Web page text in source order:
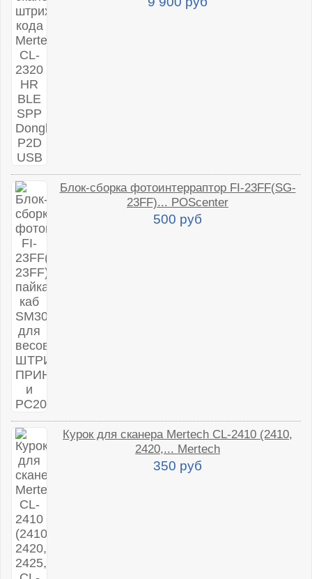
Блок-сборка фотоинтерраптор FI-23FF(SG-
23FF)... POScenter
500 руб
Курок для сканера Mertech CL-2410 (2410,
2420,... Mertech
350 руб